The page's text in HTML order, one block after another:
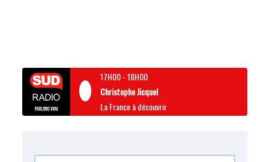
17H00-18H00
Christophe Jicquel
La France à découvrir